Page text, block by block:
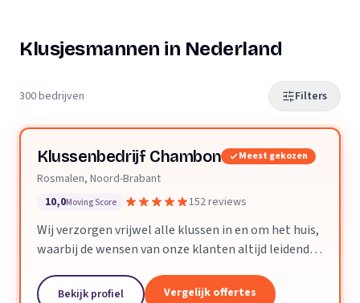
Klusjesmannen in Nederland
300 bedrijven Filters
Klussenbedrijf Chambon Meest gekozen
Rosmalen, Noord-Brabant
10,0Moving Score 152 reviews
Wij verzorgen vrijwel alle klussen in en om het huis,
waarbij de wensen van onze klanten altijd leidend
afspraak. Dankzij ons vakmanschap en direct...
Bekijk profiel Vergelijk offertes